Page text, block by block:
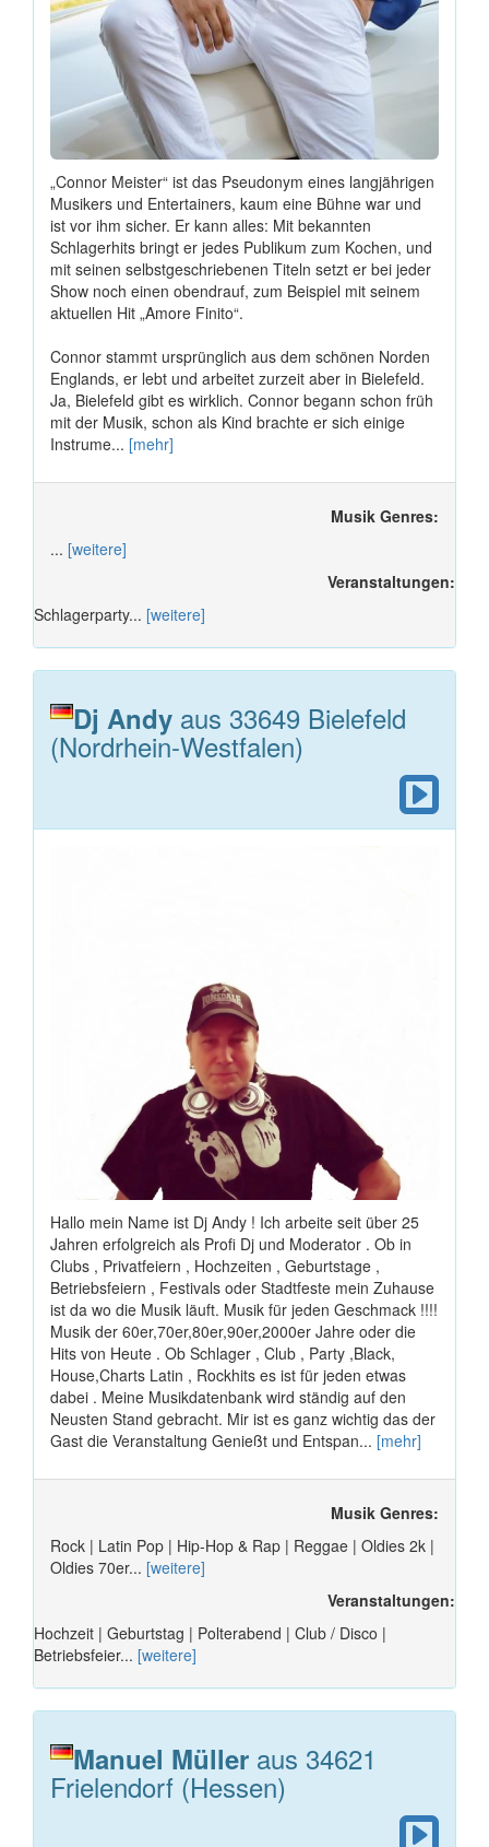
„Connor Meister“ ist das Pseudonym eines langjährigen
Musikers und Entertainers, kaum eine Bühne war und
ist vor ihm sicher. Er kann alles: Mit bekannten
Schlagerhits bringt er jedes Publikum zum Kochen, und
mit seinen selbstgeschriebenen Titeln setzt er bei jeder
Show noch einen obendrauf, zum Beispiel mit seinem
aktuellen Hit „Amore Finito“.
Connor stammt ursprünglich aus dem schönen Norden
Englands, er lebt und arbeitet zurzeit aber in Bielefeld.
Ja, Bielefeld gibt es wirklich. Connor begann schon früh
mit der Musik, schon als Kind brachte er sich einige
Instrume... [mehr]
Musik Genres:
... [weitere]
Veranstaltungen:
Schlagerparty... [weitere]
Dj Andy aus 33649 Bielefeld
(Nordrhein-Westfalen)
Hallo mein Name ist Dj Andy ! Ich arbeite seit über 25
Jahren erfolgreich als Profi Dj und Moderator . Ob in
Clubs , Privatfeiern , Hochzeiten , Geburtstage ,
Betriebsfeiern , Festivals oder Stadtfeste mein Zuhause
ist da wo die Musik läuft. Musik für jeden Geschmack !!!!
Musik der 60er,70er,80er,90er,2000er Jahre oder die
Hits von Heute . Ob Schlager , Club , Party ,Black,
House,Charts Latin , Rockhits es ist für jeden etwas
dabei . Meine Musikdatenbank wird ständig auf den
Neusten Stand gebracht. Mir ist es ganz wichtig das der
Gast die Veranstaltung Genießt und Entspan... [mehr]
Musik Genres:
Rock | Latin Pop | Hip-Hop & Rap | Reggae | Oldies 2k |
Oldies 70er... [weitere]
Veranstaltungen:
Hochzeit | Geburtstag | Polterabend | Club / Disco |
Betriebsfeier... [weitere]
Manuel Müller aus 34621
Frielendorf (Hessen)